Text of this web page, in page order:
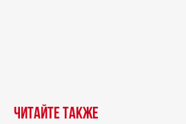
Читайте также